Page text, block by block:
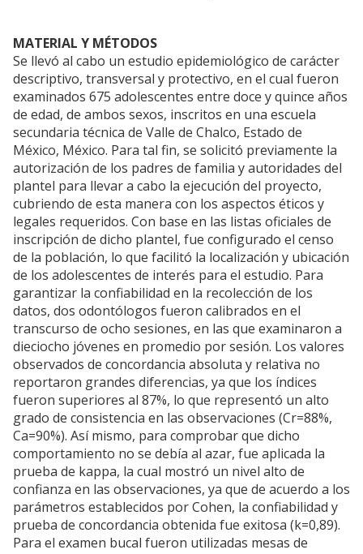
MATERIAL Y MÉTODOS
Se llevó al cabo un estudio epidemiológico de carácter
descriptivo, transversal y protectivo, en el cual fueron
examinados 675 adolescentes entre doce y quince años
de edad, de ambos sexos, inscritos en una escuela
secundaria técnica de Valle de Chalco, Estado de
México, México. Para tal fin, se solicitó previamente la
autorización de los padres de familia y autoridades del
plantel para llevar a cabo la ejecución del proyecto,
cubriendo de esta manera con los aspectos éticos y
legales requeridos. Con base en las listas oficiales de
inscripción de dicho plantel, fue configurado el censo
de la población, lo que facilitó la localización y ubicación
de los adolescentes de interés para el estudio. Para
garantizar la confiabilidad en la recolección de los
datos, dos odontólogos fueron calibrados en el
transcurso de ocho sesiones, en las que examinaron a
dieciocho jóvenes en promedio por sesión. Los valores
observados de concordancia absoluta y relativa no
reportaron grandes diferencias, ya que los índices
fueron superiores al 87%, lo que representó un alto
grado de consistencia en las observaciones (Cr=88%,
Ca=90%). Así mismo, para comprobar que dicho
comportamiento no se debía al azar, fue aplicada la
prueba de kappa, la cual mostró un nivel alto de
confianza en las observaciones, ya que de acuerdo a los
parámetros establecidos por Cohen, la confiabilidad y
prueba de concordancia obtenida fue exitosa (k=0,89).
Para el examen bucal fueron utilizadas mesas de